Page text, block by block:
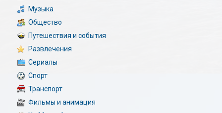
Музыка
Общество
Путешествия и события
Развлечения
Сериалы
Спорт
Транспорт
Фильмы и анимация